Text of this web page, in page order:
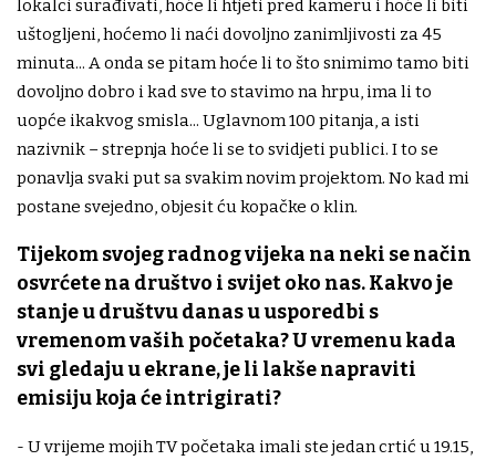
lokalci surađivati, hoće li htjeti pred kameru i hoće li biti
uštogljeni, hoćemo li naći dovoljno zanimljivosti za 45
minuta... A onda se pitam hoće li to što snimimo tamo biti
dovoljno dobro i kad sve to stavimo na hrpu, ima li to
uopće ikakvog smisla... Uglavnom 100 pitanja, a isti
nazivnik – strepnja hoće li se to svidjeti publici. I to se
ponavlja svaki put sa svakim novim projektom. No kad mi
postane svejedno, objesit ću kopačke o klin.
Tijekom svojeg radnog vijeka na neki se način
osvrćete na društvo i svijet oko nas. Kakvo je
stanje u društvu danas u usporedbi s
vremenom vaših početaka? U vremenu kada
svi gledaju u ekrane, je li lakše napraviti
emisiju koja će intrigirati?
- U vrijeme mojih TV početaka imali ste jedan crtić u 19.15,